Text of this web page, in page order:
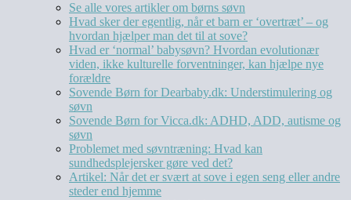
Se alle vores artikler om børns søvn
Hvad sker der egentlig, når et barn er ‘overtræt’ – og
hvordan hjælper man det til at sove?
Hvad er ‘normal’ babysøvn? Hvordan evolutionær
viden, ikke kulturelle forventninger, kan hjælpe nye
forældre
Sovende Børn for Dearbaby.dk: Understimulering og
søvn
Sovende Børn for Vicca.dk: ADHD, ADD, autisme og
søvn
Problemet med søvntræning: Hvad kan
sundhedsplejersker gøre ved det?
Artikel: Når det er svært at sove i egen seng eller andre
steder end hjemme